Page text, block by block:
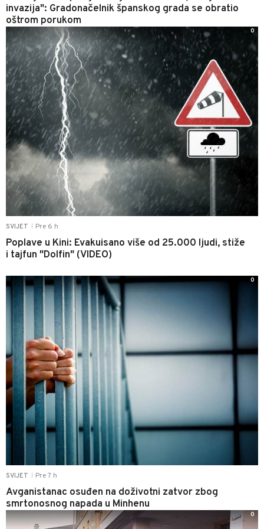
invazija": Gradonačelnik španskog grada se obratio
oštrom porukom
SVIJET Pre 6 h
Poplave u Kini: Evakuisano više od 25.000 ljudi, stiže
i tajfun "Dolfin" (VIDEO)
0
SVIJET Pre 7 h
Avganistanac osuđen na doživotni zatvor zbog
smrtonosnog napada u Minhenu
0
0